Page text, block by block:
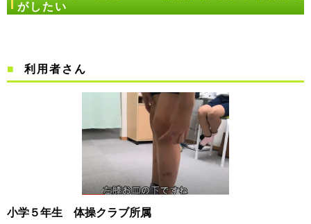
がしたい
利用者さん
小学５年生 体操クラブ所属